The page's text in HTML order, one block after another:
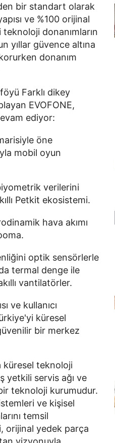
bir standart olarak
ve %100 orijinal
donanımların
yıllar güvence altına
donanım
Farklı dikey
EVOFONE,
ediyor:
öne
mobil oyun
verilerini
Petkit ekosistemi.
hava akımı
optik sensörlerle
termal denge ile
vantilatörler.
ve kullanıcı
küresel
bir merkez
küresel teknoloji
yetkili servis ağı ve
teknoloji kurumudur.
ve kişisel
temsil
orijinal yedek parça